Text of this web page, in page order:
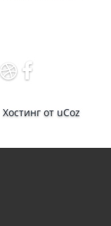
Хостинг от uCoz